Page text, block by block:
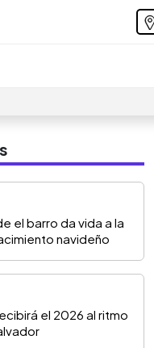
el barro da vida a la
navideño
el 2026 al ritmo